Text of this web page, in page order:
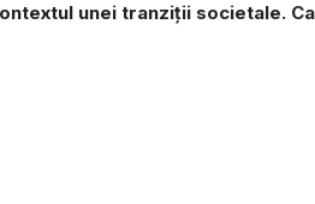
unei tranziţii societale.